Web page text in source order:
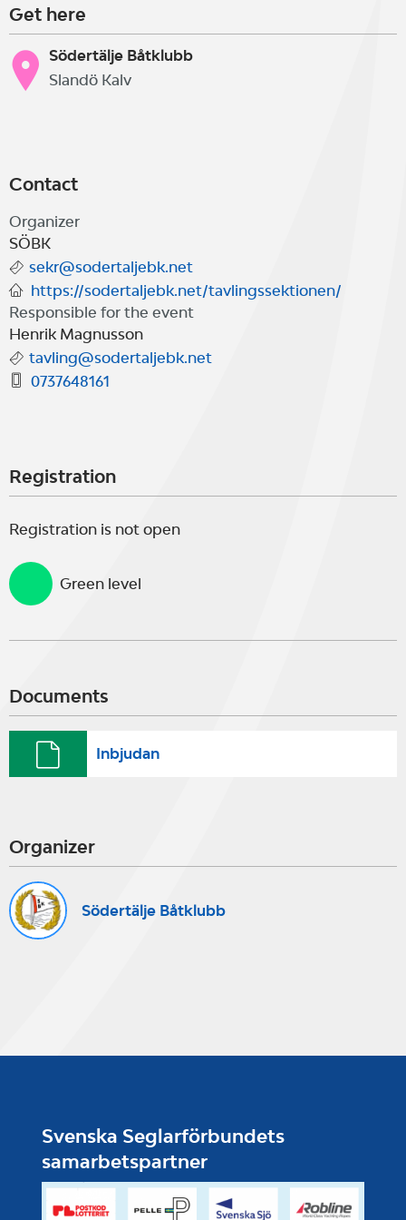
Get here
Södertälje Båtklubb
Slandö Kalv
Contact
Organizer
SÖBK
sekr@sodertaljebk.net
https://sodertaljebk.net/tavlingssektionen/
Responsible for the event
Henrik Magnusson
tavling@sodertaljebk.net
0737648161
Registration
Registration is not open
Green level
Documents
Inbjudan
Organizer
Södertälje Båtklubb
Svenska Seglarförbundets
samarbetspartner